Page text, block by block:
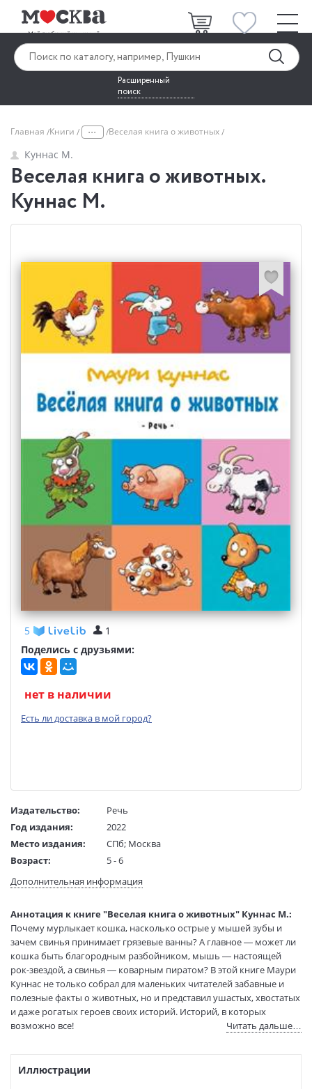
Расширенный
поиск
Главная Книги ... Веселая книга о животных
Куннас М.
Веселая книга о животных.
Куннас М.
5
1
Поделись с друзьями:
нет в наличии
Есть ли доставка в мой город?
Издательство:
Речь
Год издания:
2022
Место издания:
СПб; Москва
Возраст:
5 - 6
Язык текста:
русский
Перевод:
Киннунен М. В.
Тип обложки:
Твердый переплет
Формат:
70х90 1/16
Размеры в мм
(ДхШхВ):
216x173x7
Вес:
225 гр.
Страниц:
25
Тираж:
ISBN:
Дополнительная информация
Аннотация к книге "Веселая книга о животных" Куннас М.:
Почему мурлыкает кошка, насколько острые у мышей зубы и
зачем свинья принимает грязевые ванны? А главное — может ли
кошка быть благородным разбойником, мышь — настоящей
рок-звездой, а свинья — коварным пиратом? В этой книге Маури
Куннас не только собрал для маленьких читателей забавные и
полезные факты о животных, но и представил ушастых, хвостатых
и даже рогатых героев своих историй. Историй, в которых
возможно все!
Читать дальше…
Иллюстрации